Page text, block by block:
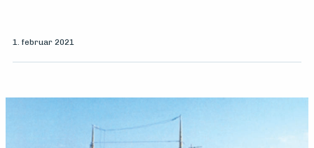
1. februar 2021